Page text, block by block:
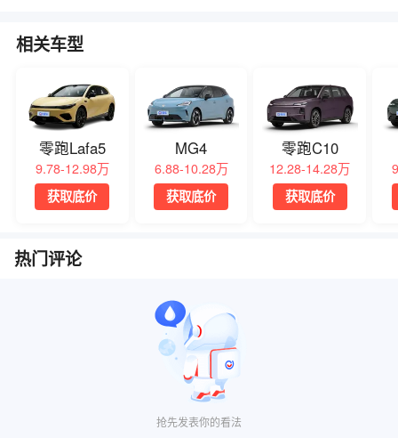
相关车型
零跑Lafa5
9.78-12.98万
获取底价
MG4
6.88-10.28万
获取底价
零跑C10
12.28-14.28万
获取底价
热门评论
抢先发表你的看法